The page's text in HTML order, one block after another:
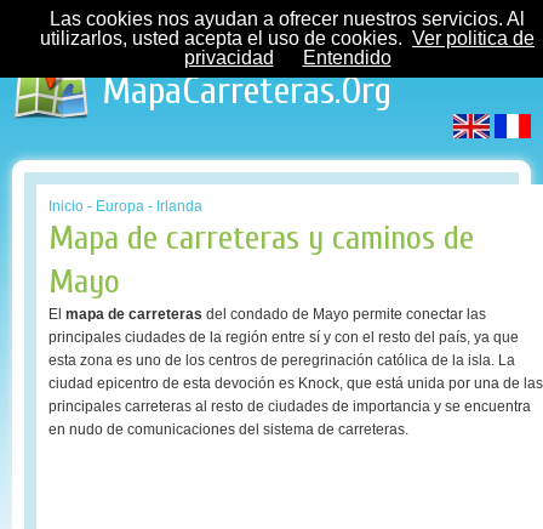
MapaCarreteras.Org
Inicio - Europa - Irlanda
Mapa de carreteras y caminos de
Mayo
El mapa de carreteras del condado de Mayo permite conectar las
principales ciudades de la región entre sí y con el resto del país, ya que
esta zona es uno de los centros de peregrinación católica de la isla. La
ciudad epicentro de esta devoción es Knock, que está unida por una de las
principales carreteras al resto de ciudades de importancia y se encuentra
en nudo de comunicaciones del sistema de carreteras.
Las cookies nos ayudan a ofrecer nuestros servicios. Al
utilizarlos, usted acepta el uso de cookies. Ver politica de
privacidad
Entendido